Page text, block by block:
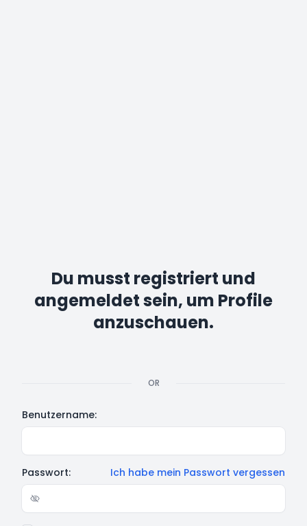
Du musst registriert und
angemeldet sein, um Profile
anzuschauen.
OR
Benutzername:
Passwort: Ich habe mein Passwort vergessen
Show/hide password